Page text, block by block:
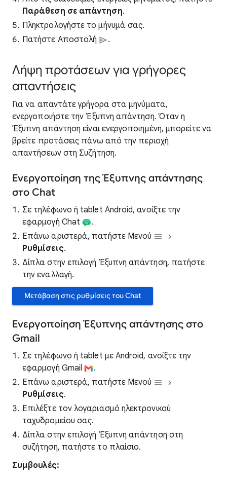
Παράθεση σε απάντηση.
Πληκτρολογήστε το μήνυμά σας.
Πατήστε Αποστολή
.
Λήψη προτάσεων για γρήγορες
απαντήσεις
Για να απαντάτε γρήγορα στα μηνύματα,
ενεργοποιήστε την Έξυπνη απάντηση. Όταν η
Έξυπνη απάντηση είναι ενεργοποιημένη, μπορείτε να
βρείτε προτάσεις πάνω από την περιοχή
απαντήσεων στη Συζήτηση.
Ενεργοποίηση της Έξυπνης απάντησης
στο Chat
Σε τηλέφωνο ή tablet Android, ανοίξτε την
εφαρμογή Chat
.
Επάνω αριστερά, πατήστε Μενού
Ρυθμίσεις.
Δίπλα στην επιλογή Έξυπνη απάντηση, πατήστε
την εναλλαγή.
Μετάβαση στις ρυθμίσεις του Chat
Ενεργοποίηση Έξυπνης απάντησης στο
Gmail
Σε τηλέφωνο ή tablet με Android, ανοίξτε την
εφαρμογή Gmail
.
Επάνω αριστερά, πατήστε Μενού
Ρυθμίσεις.
Επιλέξτε τον λογαριασμό ηλεκτρονικού
ταχυδρομείου σας.
Δίπλα στην επιλογή Έξυπνη απάντηση στη
συζήτηση, πατήστε το πλαίσιο.
Συμβουλές: